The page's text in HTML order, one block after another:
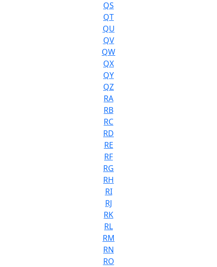
QS
QT
QU
QV
QW
QX
QY
QZ
RA
RB
RC
RD
RE
RF
RG
RH
RI
RJ
RK
RL
RM
RN
RO